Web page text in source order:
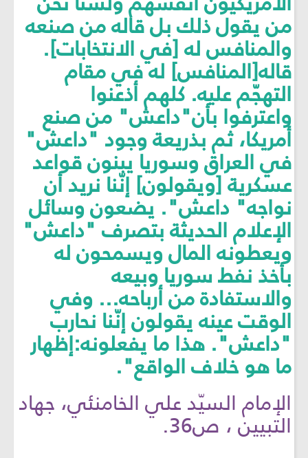
من يقول ذلك بل قاله من صنعه
والمنافس له [في الانتخابات].
قاله[المنافس] له في مقام
التهجّم عليه. كلهم أذعنوا
واعترفوا بأن"داعش" من صنع
أمريكا، ثم بذريعة وجود "داعش"
في العراق وسوريا يبنون قواعد
عسكرية [ويقولون] إنّنا نريد أن
نواجه" داعش". يضعون وسائل
الإعلام الحديثة بتصرف "داعش"
ويعطونه المال ويسمحون له
بأخذ نفط سوريا وبيعه
والاستفادة من أرباحه... وفي
الوقت عينه يقولون إنّنا نحارب
"داعش". هذا ما يفعلونه:إظهار
ما هو خلاف الواقع".
الإمام السيّد علي الخامنئي، جهاد
التبيين ، ص36.